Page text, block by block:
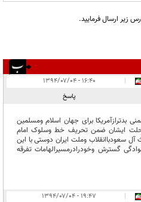
زیر ارسال فرمایید.
|
۱۶:۴۰ - ۱۳۹۴/۰۷/۰۴
پاسخ
بدترازآمریکا برای جهان اسلام ومسلمین
ایشان ضمن تحریف خط وسلوک امام
سعودباانقلاب وملت ایران دوستی با این
گسترش وخودرادرمسیرالهامات تفرقه
|
۱۹:۴۷ - ۱۳۹۴/۰۷/۰۴